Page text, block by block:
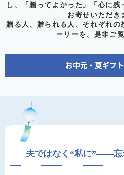
し、「贈ってよかった」「心に
お寄せいただき
贈る人、贈られる人、それぞれの
ーリーを、是非ご
お中元・夏ギフ
夫ではなく“私に”——忘